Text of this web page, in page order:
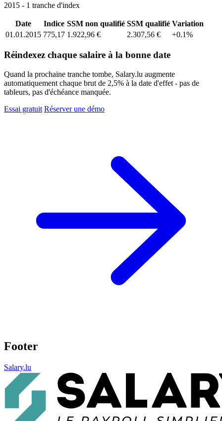
2015 - 1 tranche d'index
Date Indice SSM non qualifié SSM qualifié Variation
01.01.2015 775,17 1.922,96 € 2.307,56 € +0.1%
Réindexez chaque salaire à la bonne date
Quand la prochaine tranche tombe, Salary.lu augmente
automatiquement chaque brut de 2,5% à la date d'effet - pas de
tableurs, pas d'échéance manquée.
Essai gratuit Réserver une démo
Footer
Salary.lu